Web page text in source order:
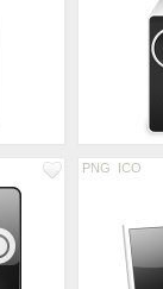
PNG ICO